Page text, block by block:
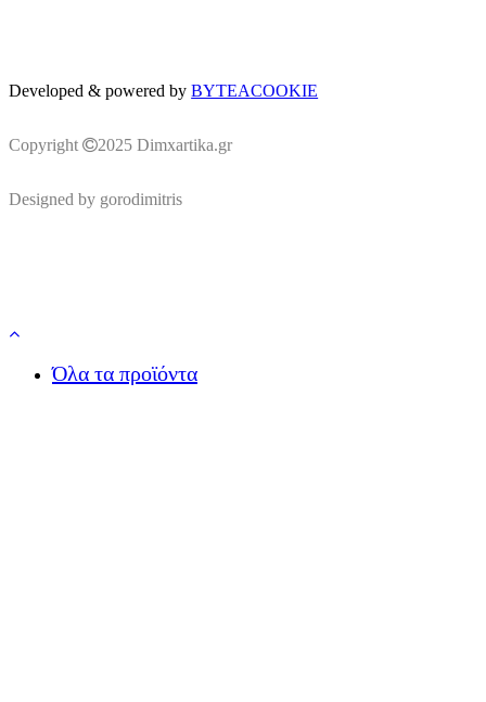
Copyright 2025 Dimxartika.gr
Developed & powered byBYTEACOOKIE
Designed by gorodimitris
Menu
Menu
Όλα τα προϊόντα